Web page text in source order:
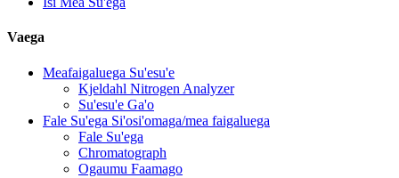
Vaega
Meafaigaluega Su'esu'e
Kjeldahl Nitrogen Analyzer
Su'esu'e Ga'o
Fale Su'ega Si'osi'omaga/mea faigaluega
Fale Su'ega
Chromatograph
Ogaumu Faamago